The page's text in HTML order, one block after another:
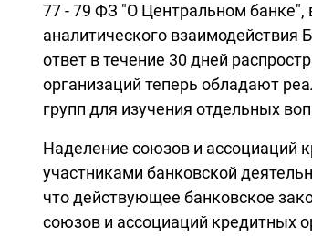
77 - 79 ФЗ "О Центральном банке",
аналитического взаимодействия
ответ в течение 30 дней
организаций теперь обладают
групп для изучения отдельных
Наделение союзов и ассоциаций
участниками банковской
что действующее банковское
союзов и ассоциаций кредитных